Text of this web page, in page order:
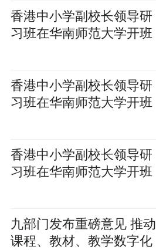
香港中小学副校长领导研
习班在华南师范大学开班
香港中小学副校长领导研
习班在华南师范大学开班
香港中小学副校长领导研
习班在华南师范大学开班
九部门发布重磅意见 推动
课程、教材、教学数字化